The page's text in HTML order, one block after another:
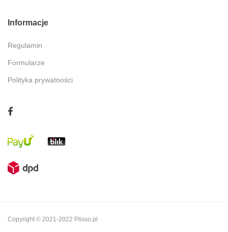
Informacje
Regulamin
Formularze
Polityka prywatności
Copyright © 2021-2022 Plisso.pl